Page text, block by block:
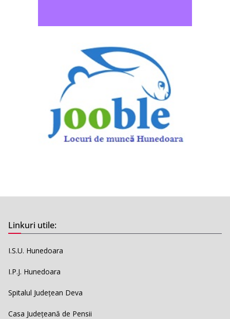
Linkuri utile:
I.S.U. Hunedoara
I.P.J. Hunedoara
Spitalul Județean Deva
Casa Județeană de Pensii